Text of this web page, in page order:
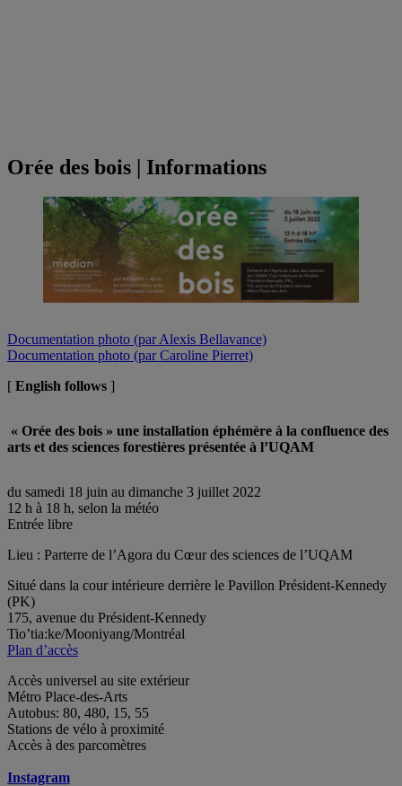
Orée des bois | Informations
Documentation photo (par Alexis Bellavance)
Documentation photo (par Caroline Pierret)
[ English follows ]
« Orée des bois » une installation éphémère à la confluence des
arts et des sciences forestières présentée à l’UQAM
du samedi 18 juin au dimanche 3 juillet 2022
12 h à 18 h, selon la météo
Entrée libre
Lieu : Parterre de l’Agora du Cœur des sciences de l’UQAM
Situé dans la cour intérieure derrière le Pavillon Président-Kennedy
(PK)
175, avenue du Président-Kennedy
Tio’tia:ke/Mooniyang/Montréal
Plan d’accès
Accès universel au site extérieur
Métro Place-des-Arts
Autobus: 80, 480, 15, 55
Stations de vélo à proximité
Accès à des parcomètres
Instagram